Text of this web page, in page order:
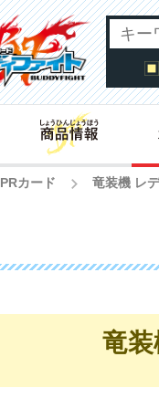
PRカード 竜装機 レ
竜